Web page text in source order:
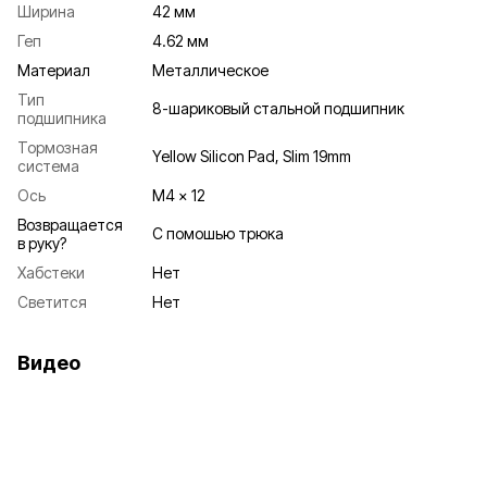
Ширина
42 мм
Геп
4.62 мм
Материал
Металлическое
Тип
подшипника
8-шариковый стальной подшипник
Тормозная
система
Yellow Silicon Pad, Slim 19mm
Ось
M4 x 12
Возвращается
в руку?
С помошью трюка
Хабстеки
Нет
Светится
Нет
Видео